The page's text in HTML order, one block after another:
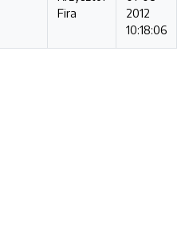
Fira
2012
10:18:06